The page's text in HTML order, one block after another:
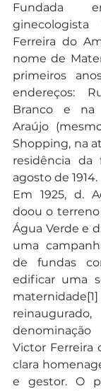
Fundada
Ferreira do
nome de
primeiros
endereços:
Branco e na
Araújo
Shopping, na
residência da
agosto de 1914.
Em 1925, d.
doou o
Água Verde e
uma
de fundas
edificar uma
Victor Ferreira
clara
e gestor. O